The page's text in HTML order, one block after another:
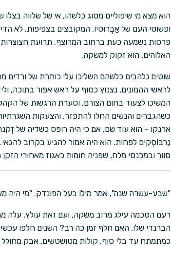
הוא מצא מי שיפוליים מסוג כלשהו, אי של שלווה
ופשוטי העם של אַבְּרוּסיוֹ, המקובצים בצפיפות, לא
פרסות נשמעה כעת ברחוב המרוצף. תרועת חצוצרות
האלוהים, הוא זקוק למשקה.
שוטים נלהבים כלשהם השליכו עלי כותרת של
לראשי ההמונים, נצנוץ כסוף על ראש אפור בתוכה,
המשיכו לצעוד בחום הצורם, וסערת הרגשות של
כשהגברים והנשים החלו להתפזר, והצעקות
ארנקו – הוא עוד שם, אם כי היה רופס כשדיה של
נַרבּוֹסְקִים לפחות. הוא היה אמור להגיע בקרוב
סוור ובמכנסי מלח, שפניה חומות כאגוז מאחורי
"שבע-עשרה שנה", אמר מילוֹ בעל הפונדק. "מי היה
רעם הסכמה עילג מרוב משקה, ועם זאת עולץ, עלה
הברנדי שלו. האם חלף זמן כה רב? השנים חלפו
כמתמתח עד בלי סוף. קולות מטושטשים, אבק מחולל